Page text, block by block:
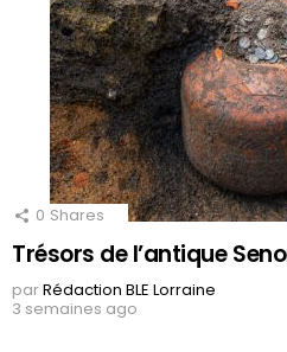
0 Shares
Trésors de l’antique
parRédaction BLE Lorraine
3 semaines ago